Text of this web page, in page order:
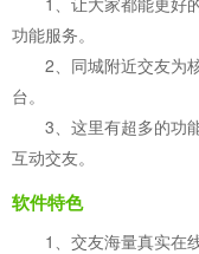
功能服务。
2、同城附近交友为
台。
3、这里有超多的功
互动交友。
软件特色
1、交友海量真实在